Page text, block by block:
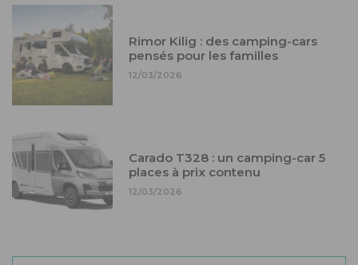
Rimor Kilig : des camping-cars
pensés pour les familles
12/03/2026
Carado T328 : un camping-car 5
places à prix contenu
12/03/2026